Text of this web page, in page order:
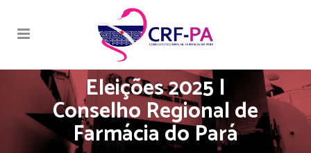
Eleições 2025 |
Conselho Regional de
Farmácia do Pará